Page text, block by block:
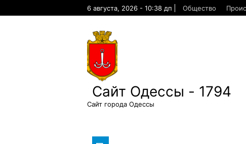
6 августа, 2026 - 10:38 дп Общество
Сайт Одессы - 1794
Сайт города Одессы